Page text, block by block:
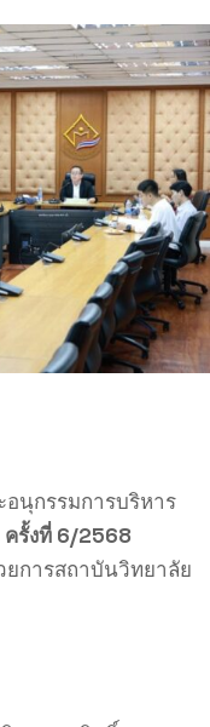
นุกรรมการบริหาร
ครั้งที่ 6/2568
ยการสถาบันวิทยาลัย